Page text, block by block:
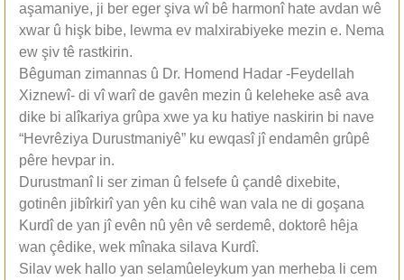
aşamaniye, ji ber eger şiva wî bê harmonî hate avdan wê
xwar û hişk bibe, lewma ev malxirabiyeke mezin e. Nema
ew şiv tê rastkirin.
Bêguman zimannas û Dr. Homend Hadar -Feydellah
Xiznewî- di vî warî de gavên mezin û keleheke asê ava
dike bi alîkariya grûpa xwe ya ku hatiye naskirin bi nave
“Hevrêziya Durustmaniyê” ku ewqasî jî endamên grûpê
pêre hevpar in.
Durustmanî li ser ziman û felsefe û çandê dixebite,
gotinên jibîrkirî yan yên ku cihê wan vala ne di goşana
Kurdî de yan jî evên nû yên vê serdemê, doktorê hêja
wan çêdike, wek mînaka silava Kurdî.
Silav wek hallo yan selamûeleykum yan merheba li cem